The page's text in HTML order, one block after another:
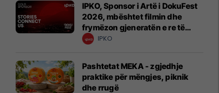
IPKO, Sponsor i Artë i DokuFest
2026, mbështet filmin dhe
frymëzon gjeneratën e re të
krijuesve
IPKO
Pashtetat MEKA - zgjedhje
praktike për mëngjes, piknik
dhe rrugë